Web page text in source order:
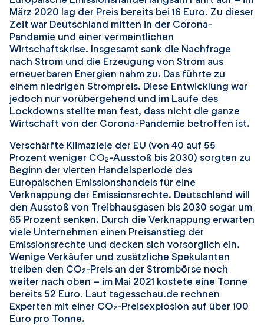
März 2020 lag der Preis bereits bei 16 Euro. Zu dieser
Zeit war Deutschland mitten in der Corona-
Pandemie und einer vermeintlichen
Wirtschaftskrise. Insgesamt sank die Nachfrage
nach Strom und die Erzeugung von Strom aus
erneuerbaren Energien nahm zu. Das führte zu
einem niedrigen Strompreis. Diese Entwicklung war
jedoch nur vorübergehend und im Laufe des
Lockdowns stellte man fest, dass nicht die ganze
Wirtschaft von der Corona-Pandemie betroffen ist.
Verschärfte Klimaziele der EU (von 40 auf 55
Prozent weniger CO2-Ausstoß bis 2030) sorgten zu
Beginn der vierten Handelsperiode des
Europäischen Emissionshandels für eine
Verknappung der Emissionsrechte. Deutschland will
den Ausstoß von Treibhausgasen bis 2030 sogar um
65 Prozent senken. Durch die Verknappung erwarten
viele Unternehmen einen Preisanstieg der
Emissionsrechte und decken sich vorsorglich ein.
Wenige Verkäufer und zusätzliche Spekulanten
treiben den CO2-Preis an der Strombörse noch
weiter nach oben – im Mai 2021 kostete eine Tonne
bereits 52 Euro. Laut tagesschau.de rechnen
Experten mit einer CO2-Preisexplosion auf über 100
Euro pro Tonne.